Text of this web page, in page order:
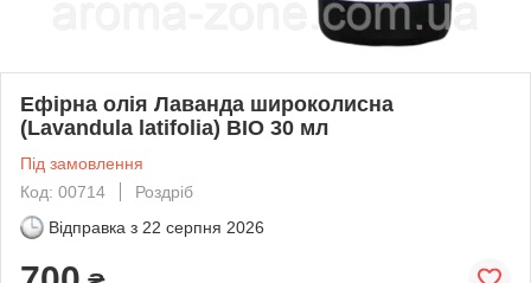
Ефірна олія Лаванда широколисна
(Lavandula latifolia) BIO 30 мл
Під замовлення
Код: 00714
Роздріб
Відправка з 22 серпня 2026